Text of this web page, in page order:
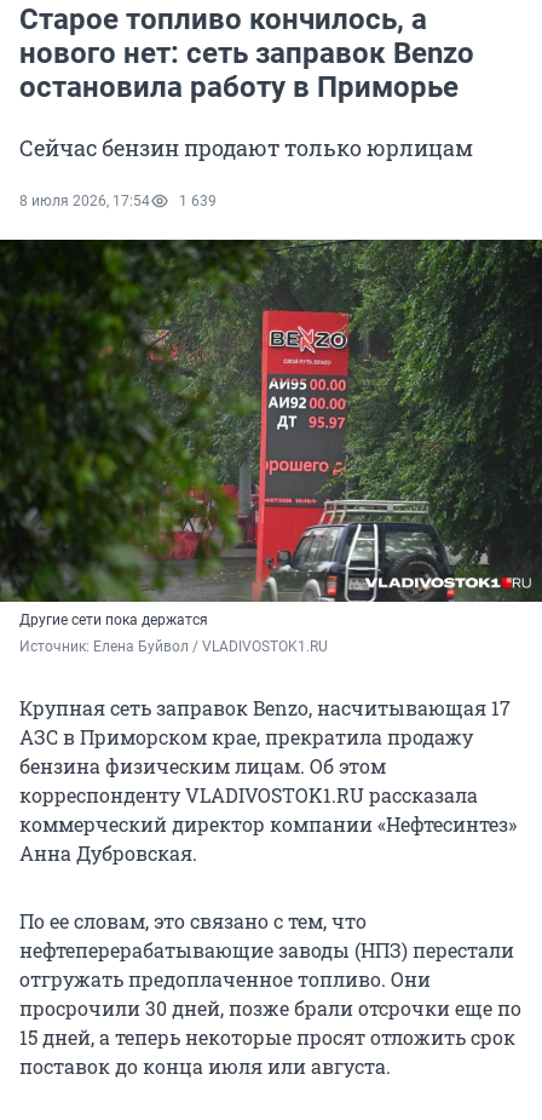
Старое топливо кончилось, а
нового нет: сеть заправок Benzo
остановила работу в Приморье
Сейчас бензин продают только юрлицам
8 июля 2026, 17:54 1 639
Другие сети пока держатся
Источник: Елена Буйвол / VLADIVOSTOK1.RU
Крупная сеть заправок Benzo, насчитывающая 17
АЗС в Приморском крае, прекратила продажу
бензина физическим лицам. Об этом
корреспонденту VLADIVOSTOK1.RU рассказала
коммерческий директор компании «Нефтесинтез»
Анна Дубровская.
По ее словам, это связано с тем, что
нефтеперерабатывающие заводы (НПЗ) перестали
отгружать предоплаченное топливо. Они
просрочили 30 дней, позже брали отсрочки еще по
15 дней, а теперь некоторые просят отложить срок
поставок до конца июля или августа.